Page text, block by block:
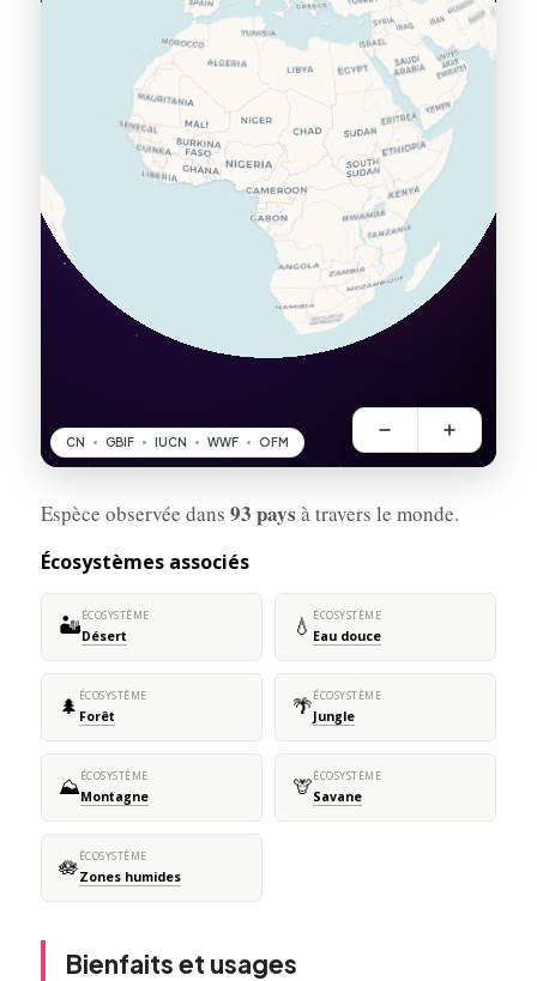
Espèce observée dans 93 pays à travers le monde.
Écosystèmes associés
🏜️ÉCOSYSTÈME
Désert 💧 ÉCOSYSTÈME
Eau douce
🌲 ÉCOSYSTÈME
Forêt 🌴ÉCOSYSTÈME
Jungle
⛰️ÉCOSYSTÈME
Montagne 🦒ÉCOSYSTÈME
Savane
🪷ÉCOSYSTÈME
Zones humides
Bienfaits et usages